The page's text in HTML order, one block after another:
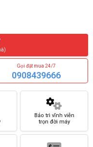
Gọi đặt mua 24/7
0908439666
Bảo trì vĩnh viễn
trọn đời máy